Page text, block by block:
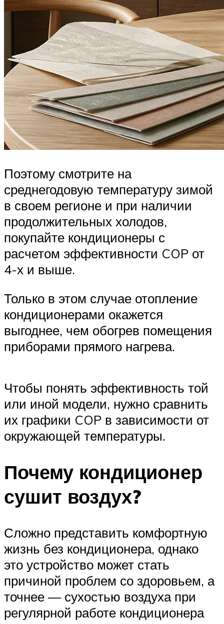
Поэтому смотрите на
среднегодовую температуру зимой
в своем регионе и при наличии
продолжительных холодов,
покупайте кондиционеры с
расчетом эффективности COP от
4-х и выше.
Только в этом случае отопление
кондиционерами окажется
выгоднее, чем обогрев помещения
приборами прямого нагрева.
Чтобы понять эффективность той
или иной модели, нужно сравнить
их графики COP в зависимости от
окружающей температуры.
Почему кондиционер
сушит воздух?
Сложно представить комфортную
жизнь без кондиционера, однако
это устройство может стать
причиной проблем со здоровьем, а
точнее — сухостью воздуха при
регулярной работе кондиционера